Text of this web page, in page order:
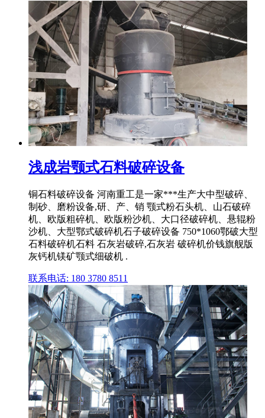
浅成岩颚式石料破碎设备
铜石料破碎设备 河南重工是一家***生产大中型破碎、
制砂、磨粉设备,研、产、销 颚式粉石头机、山石破碎
机、欧版粗碎机、欧版粉沙机、大口径破碎机、悬辊粉
沙机、大型鄂式破碎机石子破碎设备 750*1060鄂破大型
石料破碎机石料 石灰岩破碎,石灰岩 破碎机价钱旗舰版
灰钙机镁矿颚式细破机 .
联系电话: 180 3780 8511